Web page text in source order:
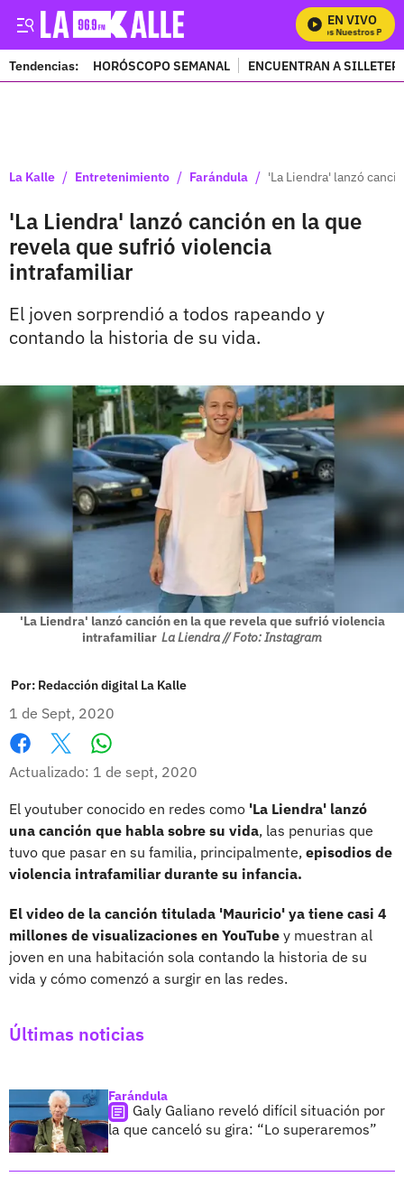
EN VIVO
Mira Todos Nuestros
Tendencias: HORÓSCOPO SEMANAL ENCUENTRAN A
La Kalle / Entretenimiento / Farándula / 'La Liendra' lanzó
'La Liendra' lanzó canción en la que
revela que sufrió violencia
intrafamiliar
El joven sorprendió a todos rapeando y
contando la historia de su vida.
'La Liendra' lanzó canción en la que revela que sufrió violencia
intrafamiliar La Liendra // Foto: Instagram
Por: Redacción digital La Kalle
1 de Sept, 2020
Facebook
X
Actualizado: 1 de sept, 2020
El youtuber conocido en redes como 'La Liendra' lanzó
una canción que habla sobre su vida, las penurias que
tuvo que pasar en su familia, principalmente, episodios de
violencia intrafamiliar durante su infancia.
El video de la canción titulada 'Mauricio' ya tiene casi 4
millones de visualizaciones en YouTube y muestran al
joven en una habitación sola contando la historia de su
vida y cómo comenzó a surgir en las redes.
Últimas noticias
Farándula
Galy Galiano reveló difícil situación por
la que canceló su gira: “Lo superaremos”